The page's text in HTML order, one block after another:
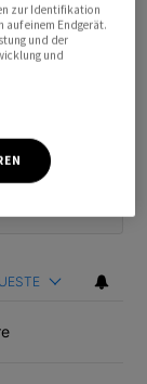
FOLGE DIESER
FOLGEN
zur Identifikation
einem Endgerät.
und der
und